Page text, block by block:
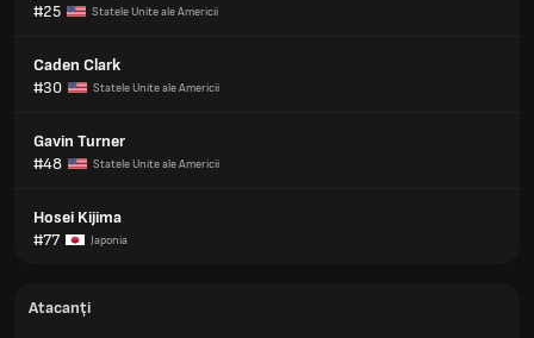
#25
Statele Unite ale Americii
Caden Clark
#30
Statele Unite ale Americii
Gavin Turner
#48
Statele Unite ale Americii
Hosei Kijima
#77
Japonia
Atacanți